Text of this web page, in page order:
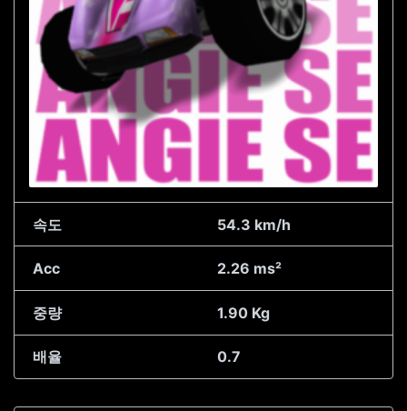
속도 54.3 km/h
Acc 2.26 ms²
중량 1.90 Kg
배율 0.7